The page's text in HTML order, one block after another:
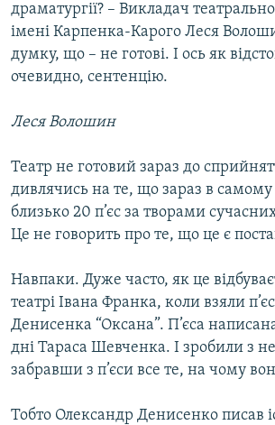
драматургії? – Викладач
імені Карпенка-Карого Леся
думку, що – не готові. І ось як
очевидно, сентенцію.
Леся Волошин
Театр не готовий зараз до
дивлячись на те, що зараз в самому
близько 20 п’єс за творами
Це не говорить про те, що це є
Навпаки. Дуже часто, як це
театрі Івана Франка, коли взяли
Денисенка “Оксана”. П’єса
дні Тараса Шевченка. І зробили з
забравши з п’єси все те, на чому
Тобто Олександр Денисенко писав